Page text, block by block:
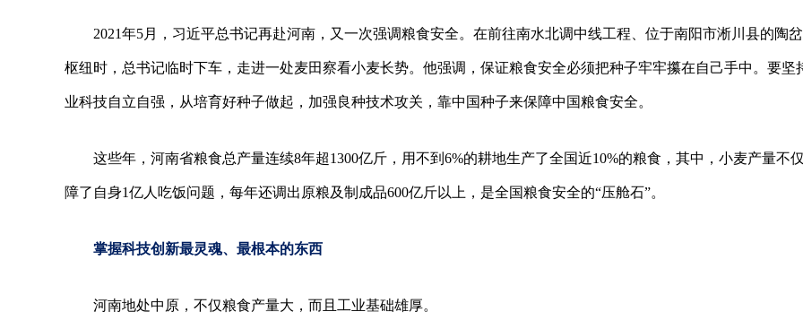
2021年5月，习近平总书记再赴河南，又一次强调粮食安全。在前往南水北调中线工程、位于南阳市淅川县的陶
枢纽时，总书记临时下车，走进一处麦田察看小麦长势。他强调，保证粮食安全必须把种子牢牢攥在自己手中。要坚
业科技自立自强，从培育好种子做起，加强良种技术攻关，靠中国种子来保障中国粮食安全。
这些年，河南省粮食总产量连续8年超1300亿斤，用不到6%的耕地生产了全国近10%的粮食，其中，小麦产量不
障了自身1亿人吃饭问题，每年还调出原粮及制成品600亿斤以上，是全国粮食安全的“压舱石”。
掌握科技创新最灵魂、最根本的东西
河南地处中原，不仅粮食产量大，而且工业基础雄厚。